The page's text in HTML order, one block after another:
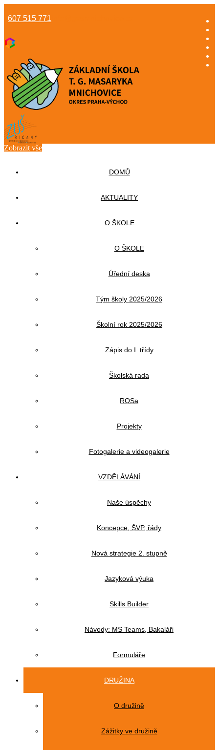
607 515 771
Zobrazit vše
DOMŮ
AKTUALITY
O ŠKOLE
O ŠKOLE
Úřední deska
Tým školy 2025/2026
Školní rok 2025/2026
Zápis do I. třídy
Školská rada
ROSa
Projekty
Fotogalerie a videogalerie
VZDĚLÁVÁNÍ
Naše úspěchy
Koncepce, ŠVP, řády
Nová strategie 2. stupně
Jazyková výuka
Skills Builder
Návody: MS Teams, Bakaláři
Formuláře
DRUŽINA
O družině
Zážitky ve družině